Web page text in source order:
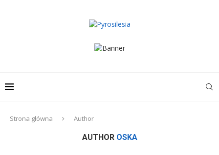
Strona główna Author
AUTHOR OSKA